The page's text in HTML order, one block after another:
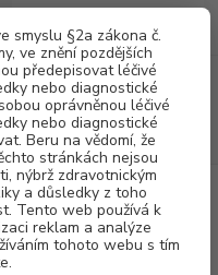
smyslu §2a zákona č.
ve znění pozdějších
předepisovat léčivé
nebo diagnostické
oprávněnou léčivé
nebo diagnostické
Beru na vědomí, že
stránkách nejsou
nýbrž zdravotnickým
a důsledky z toho
Tento web používá k
reklam a analýze
tohoto webu s tím
Menu
Hledat
za0,00 Kč
DÍLY
SOUPRAVY